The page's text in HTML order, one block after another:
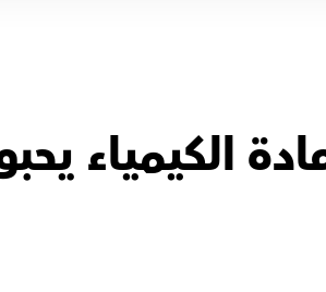
الكيمياء